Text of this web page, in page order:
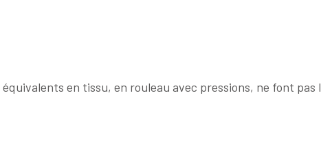
en tissu, en rouleau avec pressions, ne font pas